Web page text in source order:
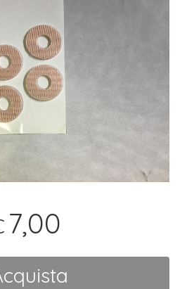
7,00